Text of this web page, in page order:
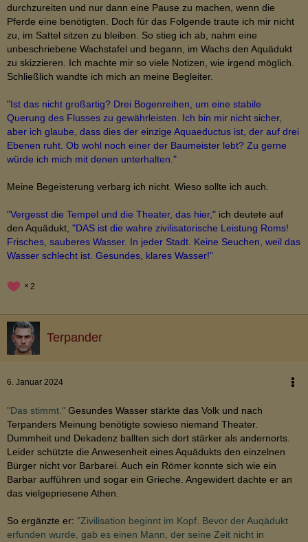
durchzureiten und nur dann eine Pause zu machen, wenn die
Pferde eine benötigten. Doch für das Folgende traute ich mir nicht
zu, im Sattel sitzen zu bleiben. So stieg ich ab, nahm eine
unbeschriebene Wachstafel und begann, im Wachs den Aquädukt
zu skizzieren. Ich machte mir so viele Notizen, wie irgend möglich.
Schließlich wandte ich mich an meine Begleiter.
"Ist das nicht großartig? Drei Bogenreihen, um eine stabile
Querung des Flusses zu gewährleisten. Ich bin mir nicht sicher,
aber ich glaube, dass dies der einzige Aquaeductus ist, der auf drei
Ebenen ruht. Ob wohl noch einer der Baumeister lebt? Zu gerne
würde ich mich mit denen unterhalten."
Meine Begeisterung verbarg ich nicht. Wieso sollte ich auch.
"Vergesst die Tempel und die Theater, das hier," ich deutete auf
den Aquädukt, "DAS ist die wahre zivilisatorische Leistung Roms!
Frisches, sauberes Wasser. In jeder Stadt. Keine Seuchen, weil das
Wasser schlecht ist. Gesundes, klares Wasser!"
2
Terpander
6. Januar 2024
"Das stimmt." Gesundes Wasser stärkte das Volk und nach
Terpanders Meinung benötigte sowieso niemand Theater.
Dummheit und Dekadenz ballten sich dort stärker als andernorts.
Leider schützte die Anwesenheit eines Aquädukts den einzelnen
Bürger nicht vor Barbarei. Auch ein Römer konnte sich wie ein
Barbar aufführen und sogar ein Grieche. Angewidert dachte er an
das vielgepriesene Athen.
So ergänzte er: "Zivilisation beginnt im Kopf. Bevor der Auqädukt
erfunden wurde, gab es einen Mann, der seine Zeit nicht in